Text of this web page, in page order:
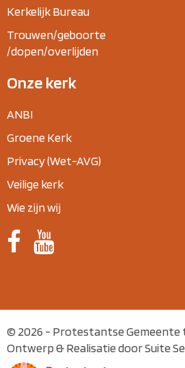
Kerkelijk Bureau
Trouwen/geboorte
/dopen/overlijden
Onze kerk
ANBI
Groene Kerk
Privacy (Wet-AVG)
Veilige kerk
Wie zijn wij
© 2026 - Protestantse Gemeente
Ontwerp & Realisatie door Suite